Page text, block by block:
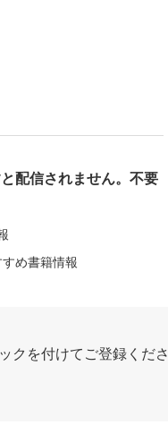
配信されません。不要
め書籍情報
クを付けてご登録くださ